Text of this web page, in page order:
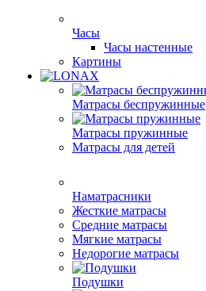
Часы
Часы настенные
Картины
Матрасы беспружинные
Матрасы пружинные
Матрасы для детей
Наматрасники
Жесткие матрасы
Средние матрасы
Мягкие матрасы
Недорогие матрасы
Подушки